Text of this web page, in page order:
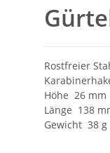
Rostfreier
Höhe 26 mm
Länge 138
Gewicht 38 g